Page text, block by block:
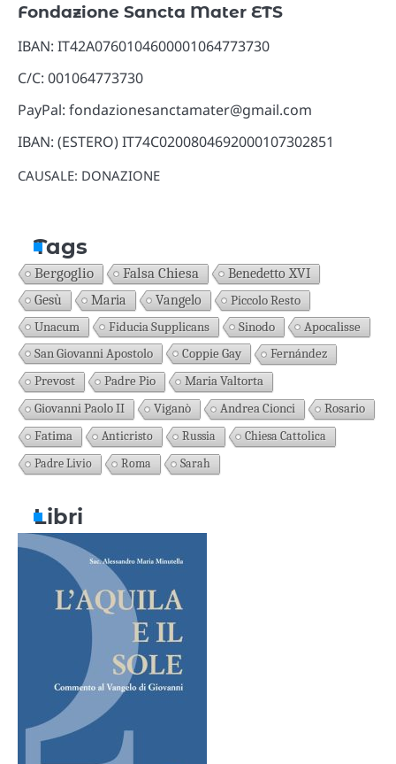
Fondazione Sancta Mater ETS
IBAN: IT42A0760104600001064773730
C/C: 001064773730
PayPal: fondazionesanctamater@gmail.com
IBAN: (ESTERO) IT74C0200804692000107302851
CAUSALE: DONAZIONE
Tags
Bergoglio Falsa Chiesa Benedetto XVI
Gesù Maria Vangelo
Piccolo Resto
Unacum
Fiducia Supplicans Sinodo
Apocalisse
San Giovanni Apostolo
Coppie Gay
Fernández
Prevost
Padre Pio
Maria Valtorta
Giovanni Paolo II
Viganò Andrea Cionci
Rosario
Fatima
Anticristo Russia
Chiesa Cattolica
Padre Livio
Roma Sarah
Libri